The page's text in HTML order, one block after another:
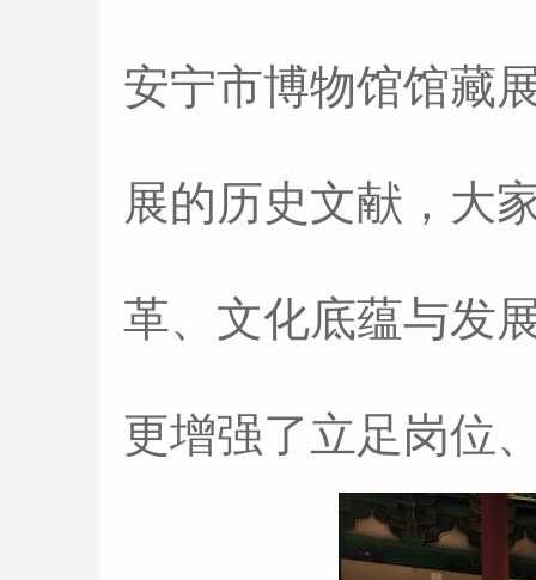
安宁市博物馆馆藏
展的历史文献，大
革、文化底蕴与发
更增强了立足岗位